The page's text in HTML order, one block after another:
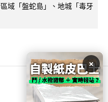
域「盤蛇島」、地城「毒牙
×